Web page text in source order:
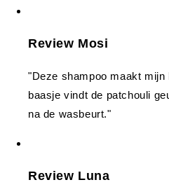
Review Mosi
"Deze shampoo maakt
baasje vindt de patchouli
na de wasbeurt."
Review Luna